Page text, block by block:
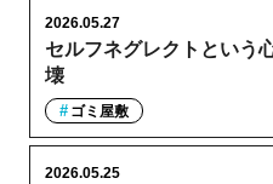
セルフネグレクトという
壊
2026.05.27
ゴミ屋敷
2026.05.25